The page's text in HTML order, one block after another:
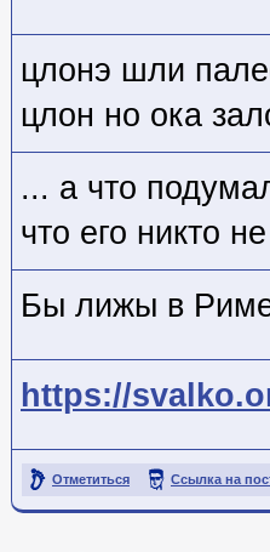
цлонэ шли
цлон но ока
... а что
что его никто
Бы лижы в
https://
Отметиться Ссылка на